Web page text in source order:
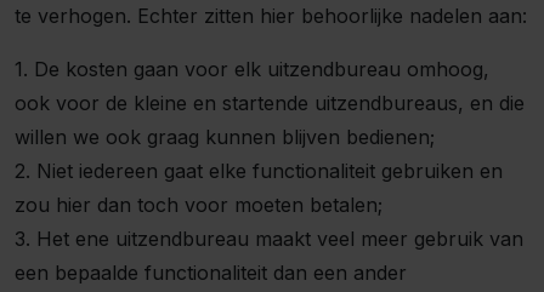
te verhogen. Echter zitten hier behoorlijke nadelen aan:
1. De kosten gaan voor elk uitzendbureau omhoog,
ook voor de kleine en startende uitzendbureaus, en die
willen we ook graag kunnen blijven bedienen;
2. Niet iedereen gaat elke functionaliteit gebruiken en
zou hier dan toch voor moeten betalen;
3. Het ene uitzendbureau maakt veel meer gebruik van
een bepaalde functionaliteit dan een ander